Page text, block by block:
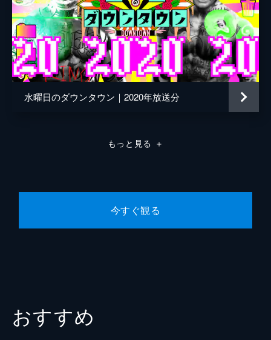
“長い”説タイトルランキングSP！番組開始か
ら早8年…年々説のタイトルが長くなってき
ているが、今回はその文字数でランキングを
作成！番組史上最も長い「説」とは？
45分
2022/3/23放送 #285 2代目関根勤選手権
ほか
素人を紹介する際にピッタリの一言を添える
たみのあの裏ワザ、起源謎説。
の世にいる説」で意外な事実が続々。先輩芸
人がキャラ被りに難癖をつけてきたら？ほん
水曜日のダウンタウン｜2020年放送分
もっと見る ＋
今すぐ観る
おすすめ